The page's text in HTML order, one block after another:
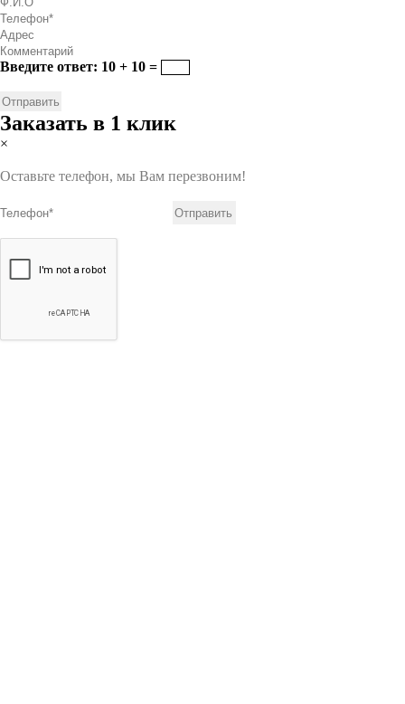
Введите ответ: 10 + 10 =
Заказать в 1 клик
×
Оставьте телефон, мы Вам перезвоним!